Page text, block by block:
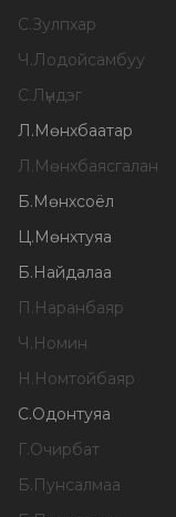
С.Зулпхар
Ч.Лодойсамбуу
С.Лүндэг
Л.Мөнхбаатар
Л.Мөнхбаясгалан
Б.Мөнхсоёл
Ц.Мөнхтуяа
Б.Найдалаа
П.Наранбаяр
Ч.Номин
Н.Номтойбаяр
С.Одонтуяа
Г.Очирбат
Б.Пунсалмаа